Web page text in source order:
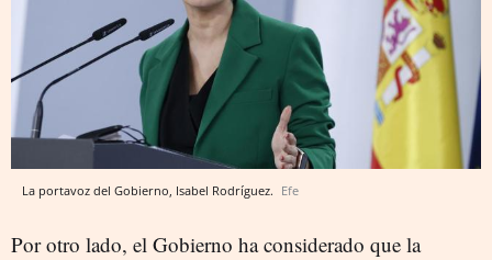
La portavoz del Gobierno, Isabel Rodríguez. Efe
Por otro lado, el Gobierno ha considerado que la